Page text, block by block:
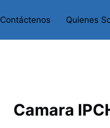
Contáctenos Quienes
Camara